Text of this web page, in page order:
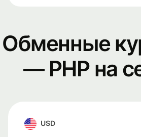
Обменные
— PHP на
USD